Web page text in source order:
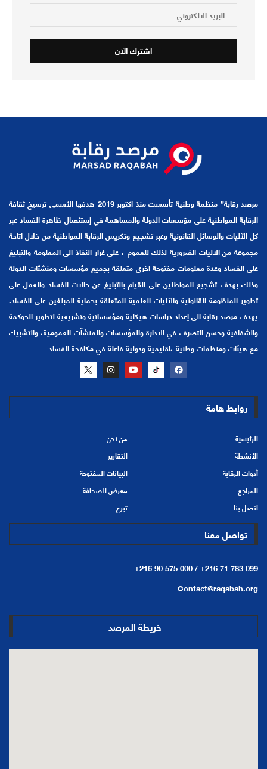
مرصد رقابة” منظمة وطنية تأسست منذ اكتوبر 2019 هدفها الأسمى ترسيخ ثقافة
الرقابة المواطنية على مؤسسات الدولة والمساهمة في إستئصال ظاهرة الفساد عبر
كل الآليات والوسائل القانونية وعبر تشجيع وتكريس الرقابة المواطنية من خلال اتاحة
مجموعة من الاليات الضرورية لذلك للعموم ، على غرار النفاذ الى المعلومة والتبليغ
على الفساد وعدة معلومات مفتوحة اخرى متعلقة بجميع مؤسسات ومنشئات الدولة
وذلك بهدف تشجيع المواطنين على القيام بالتبليغ عن حالات الفساد والعمل على
تطوير المنظومة القانونية والآليات العلمية المتعلقة بحماية المبلغين على الفساد.
يهدف مرصد رقابة الى إعداد دراسات هيكلية ومؤسساتية وتشريعية لتطوير الحوكمة
والشفافية وحسن التصرف في الادارة والمؤسسات والمنشآت العمومية، والتشبيك
مع هيئات ومنظمات وطنية ،اقليمية ودولية فاعلة في مكافحة الفساد
روابط هامة
الرئيسية
من نحن
الأنشطة
التقارير
أدوات الرقابة
البيانات المفتوحة
المراجع
معرض الصحافة
اتصل بنا
تبرع
تواصل معنا
+216 90 575 000 /+216 71 783 099
Contact@raqabah.org
خريطة المرصد